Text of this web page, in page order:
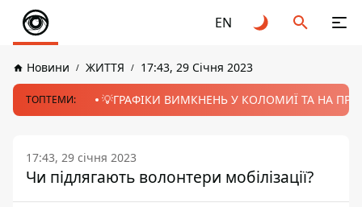
EN
Новини ЖИТТЯ 17:43, 29 Січня 2023
ТОПТЕМИ: 💡ГРАФІКИ ВИМКНЕНЬ У КОЛОМИЇ ТА НА
17:43, 29 січня 2023
Чи підлягають волонтери мобілізації?